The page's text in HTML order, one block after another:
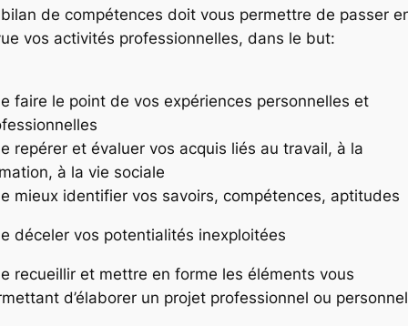
de compétences doit vous permettre de passer
vos activités professionnelles, dans le but:
faire le point de vos expériences personnelles et
repérer et évaluer vos acquis liés au travail, à la
à la vie sociale
mieux identifier vos savoirs, compétences, aptitudes
déceler vos potentialités inexploitées
recueillir et mettre en forme les éléments vous
d’élaborer un projet professionnel ou personnel